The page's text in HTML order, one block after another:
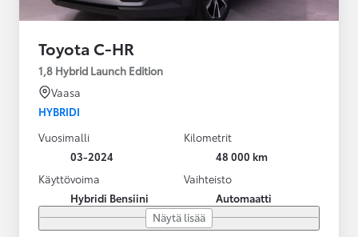
Toyota C-HR
1,8 Hybrid Launch Edition
Vaasa
HYBRIDI
Vuosimalli
03-2024
Kilometrit
48 000 km
Käyttövoima
Hybridi Bensiini
Vaihteisto
Automaatti
Näytä lisää